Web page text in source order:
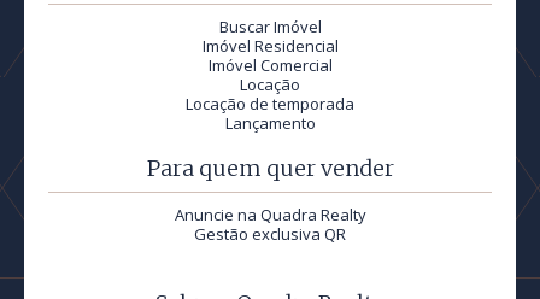
Buscar Imóvel
Imóvel Residencial
Imóvel Comercial
Locação
Locação de temporada
Lançamento
Para quem quer vender
Anuncie na Quadra Realty
Gestão exclusiva QR